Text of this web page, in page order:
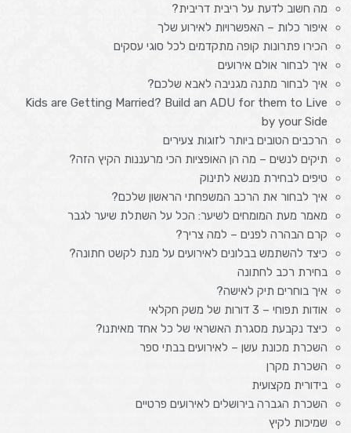
מה חשוב לדעת על ריבית דריבית?
איפור כלות – האפשרויות לאירוע שלך
הכירו פתרונות קופה מתקדמים לכל סוגי עסקים
איך לבחור אולם אירועים
איך לבחור מתנה מגניבה לאבא שלכם?
Kids are Getting Married? Build an ADU for them to Live
by your Side
הרכבים הטובים ביותר לזוגות צעירים
תיקים לנשים – מה הן האופציות הכי מרעננות הקיץ הזה?
טיפים לבחירת מנשא לתינוק
איך לבחור את הרכב המשפחתי הראשון שלכם?
מאמר מעת המומחים לשיער: הכל על השתלת שיער לגבר
קרם הבהרה לפנים – למה צריך?
כיצד להשתמש בבלונים לאירועים על מנת לקשט חתונה?
בחירת רכב לחתונה
איך בוחרים תיק לאישה?
אודות תפוחי – 3 דורות של משק חקלאי
כיצד נקבעת מסגרת האשראי של כל אחד מאיתנו?
השכרת מכונת עשן – לאירועים בבתי ספר
השכרת מקרן
בידורית מקצועית
השכרת הגברה בירושלים לאירועים פרטיים
שמיכות לקיץ